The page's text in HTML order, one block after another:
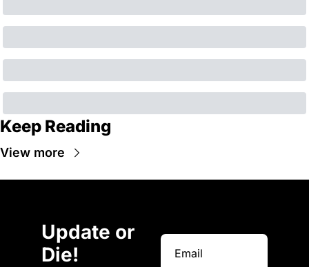
Keep Reading
View more
Update or
Die!